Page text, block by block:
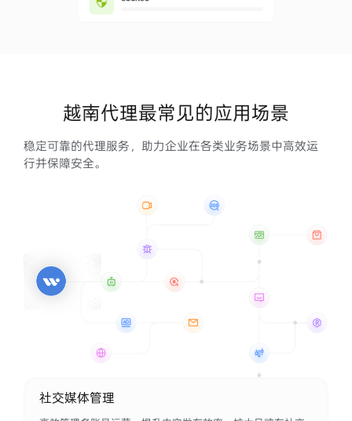
越南代理最常见的应用场景
稳定可靠的代理服务，助力企业在各类业务场景中高效运
行并保障安全。
社交媒体管理